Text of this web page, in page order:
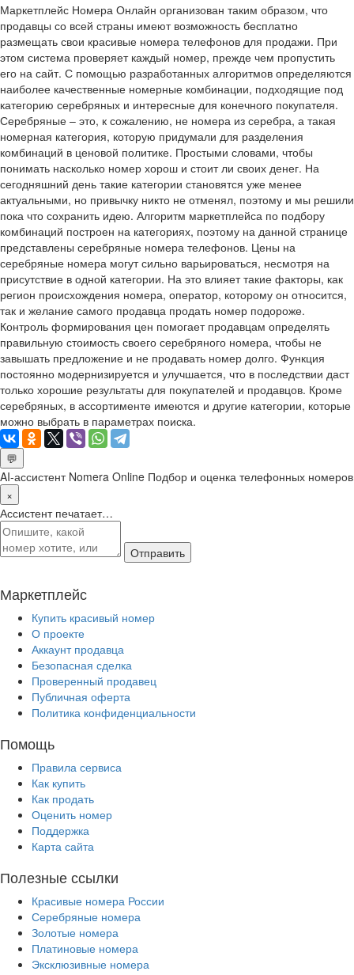
Маркетплейс Номера Онлайн организован таким образом, что
продавцы со всей страны имеют возможность бесплатно
размещать свои красивые номера телефонов для продажи. При
этом система проверяет каждый номер, прежде чем пропустить
его на сайт. С помощью разработанных алгоритмов определяются
наиболее качественные номерные комбинации, подходящие под
категорию серебряных и интересные для конечного покупателя.
Серебряные – это, к сожалению, не номера из серебра, а такая
номерная категория, которую придумали для разделения
комбинаций в ценовой политике. Простыми словами, чтобы
понимать насколько номер хорош и стоит ли своих денег. На
сегодняшний день такие категории становятся уже менее
актуальными, но привычку никто не отменял, поэтому и мы решили
пока что сохранить идею. Алгоритм маркетплейса по подбору
комбинаций построен на категориях, поэтому на данной странице
представлены серебряные номера телефонов. Цены на
серебряные номера могут сильно варьироваться, несмотря на
присутствие в одной категории. На это влияет такие факторы, как
регион происхождения номера, оператор, которому он относится,
так и желание самого продавца продать номер подороже.
Контроль формирования цен помогает продавцам определять
правильную стоимость своего серебряного номера, чтобы не
завышать предложение и не продавать номер долго. Функция
постоянно модернизируется и улучшается, что в последствии даст
только хорошие результаты для покупателей и продавцов. Кроме
серебряных, в ассортименте имеются и другие категории, которые
можно выбрать в параметрах поиска.
💬
AI-ассистент Nomera Online Подбор и оценка телефонных номеров
×
Ассистент печатает…
Отправить
Маркетплейс
Купить красивый номер
О проекте
Аккаунт продавца
Безопасная сделка
Проверенный продавец
Публичная оферта
Политика конфиденциальности
Помощь
Правила сервиса
Как купить
Как продать
Оценить номер
Поддержка
Карта сайта
Полезные ссылки
Красивые номера России
Серебряные номера
Золотые номера
Платиновые номера
Эксклюзивные номера